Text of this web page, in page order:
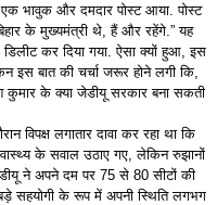
भावुक और दमदार पोस्ट आया. पोस्ट
के मुख्यमंत्री थे, हैं और रहेंगे.” यह
कर दिया गया. ऐसा क्यों हुआ, इस
बात की चर्चा जरूर होने लगी कि,
कुमार के क्या जेडीयू सरकार बना सकती
विपक्ष लगातार दावा कर रहा था कि
के सवाल उठाए गए, लेकिन रुझानों
ने अपने दम पर 75 से 80 सीटों की
सहयोगी के रूप में अपनी स्थिति लगभग